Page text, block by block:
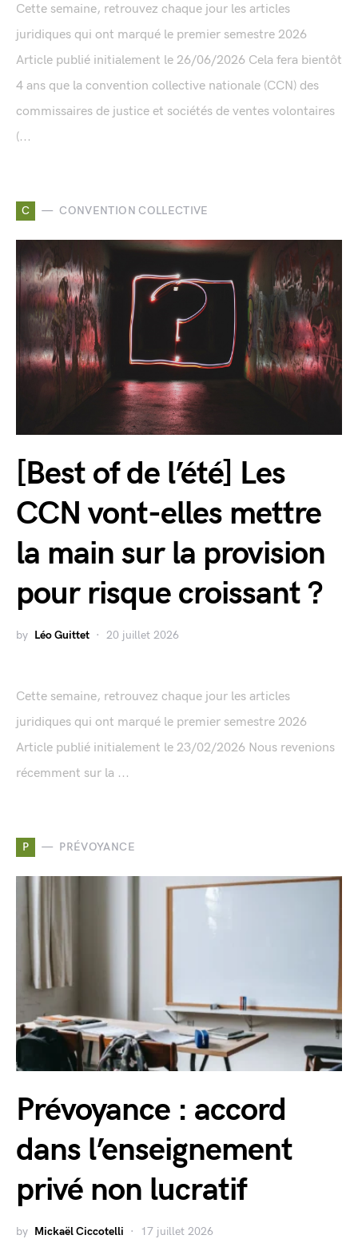
Cette semaine, retrouvez chaque jour les articles
juridiques qui ont marqué le premier semestre 2026
Article publié initialement le 26/06/2026 Cela fera bientôt
4 ans que la convention collective nationale (CCN) des
commissaires de justice et sociétés de ventes volontaires
(...
C CONVENTION COLLECTIVE
[Best of de l’été] Les
CCN vont-elles mettre
la main sur la provision
pour risque croissant ?
by Léo Guittet 20 juillet 2026
Cette semaine, retrouvez chaque jour les articles
juridiques qui ont marqué le premier semestre 2026
Article publié initialement le 23/02/2026 Nous revenions
récemment sur la ...
P PRÉVOYANCE
Prévoyance : accord
dans l’enseignement
privé non lucratif
by Mickaël Ciccotelli 17 juillet 2026